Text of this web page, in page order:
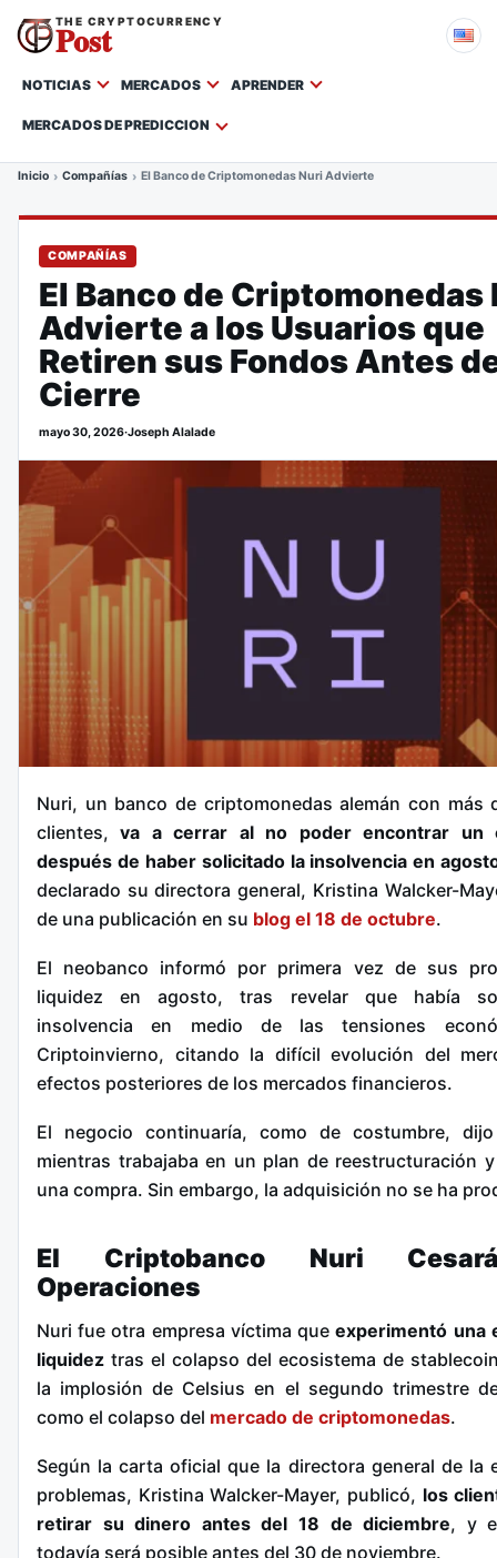
THE CRYPTOCURRENCY
Post
NOTICIAS MERCADOS APRENDER
MERCADOS DE PREDICCION
Inicio Compañías El Banco de Criptomonedas Nuri Advierte a los Usuarios que
COMPAÑÍAS
El Banco de Criptomonedas
Advierte a los Usuarios que
Retiren sus Fondos Antes
Cierre
mayo 30, 2026·Joseph Alalade
Nuri, un banco de criptomonedas alemán con más
clientes,va a cerrar al no poder encontrar un
después de haber solicitado la insolvencia en
declarado su directora general, Kristina Walcker-
de una publicación en su blog el 18 de octubre.
El neobanco informó por primera vez de sus
liquidez en agosto, tras revelar que había
insolvencia en medio de las tensiones
Criptoinvierno, citando la difícil evolución del
efectos posteriores de los mercados financieros.
El negocio continuaría, como de costumbre,
mientras trabajaba en un plan de reestructuración
una compra. Sin embargo, la adquisición no se ha
El Criptobanco Nuri
Operaciones
Nuri fue otra empresa víctima queexperimentó una
liquidez tras el colapso del ecosistema de
la implosión de Celsius en el segundo trimestre
como el colapso del mercado de criptomonedas.
Según la carta oficial que la directora general de la
problemas, Kristina Walcker-Mayer, publicó, los
retirar su dinero antes del 18 de diciembre, y
todavía será posible antes del 30 de noviembre.